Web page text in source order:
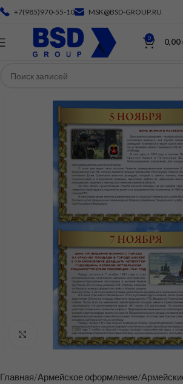
+7(985)970-55-10 MSK@BSD-GROUP.RU
0 0,00
Нажмите, чтобы увеличить
Главная Армейское оформление